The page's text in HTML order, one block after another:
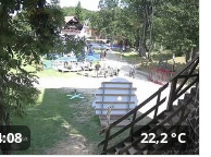
22,2 °C